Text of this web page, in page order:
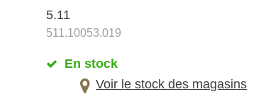
5.11
511.10053.019
En stock
Voir le stock des magasins